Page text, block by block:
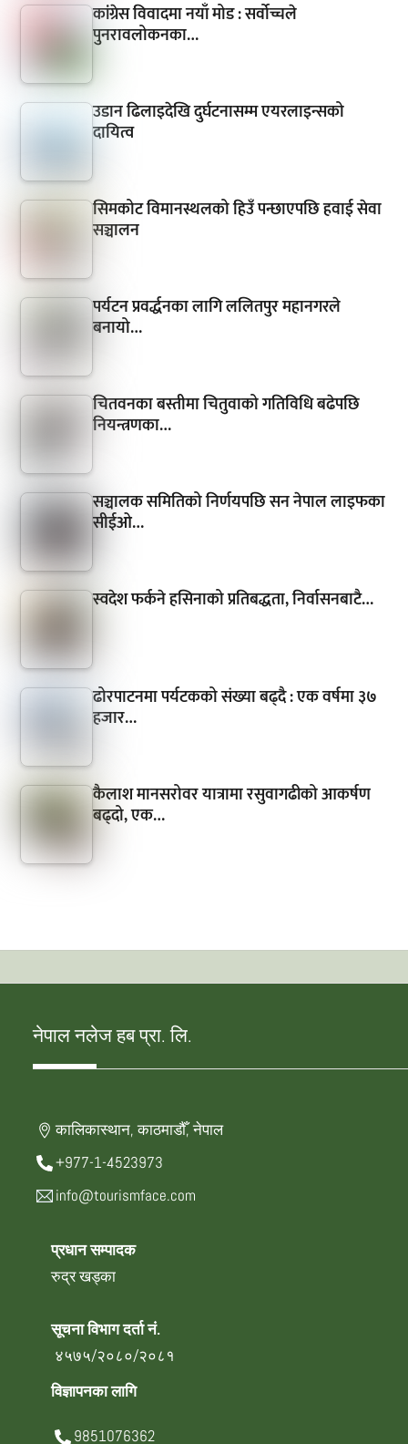
कांग्रेस विवादमा नयाँ मोड : सर्वोच्चले
पुनरावलोकनका…
उडान ढिलाइदेखि दुर्घटनासम्म एयरलाइन्सको
दायित्व
सिमकोट विमानस्थलको हिउँ पन्छाएपछि हवाई सेवा
सञ्चालन
पर्यटन प्रवर्द्धनका लागि ललितपुर महानगरले
बनायो…
चितवनका बस्तीमा चितुवाको गतिविधि बढेपछि
नियन्त्रणका…
सञ्चालक समितिको निर्णयपछि सन नेपाल लाइफका
सीईओ…
स्वदेश फर्कने हसिनाको प्रतिबद्धता, निर्वासनबाटै…
ढोरपाटनमा पर्यटकको संख्या बढ्दै : एक वर्षमा ३७
हजार…
कैलाश मानसरोवर यात्रामा रसुवागढीको आकर्षण
बढ्दो, एक…
नेपाल नलेज हब प्रा. लि.
कालिकास्थान, काठमाडौँ, नेपाल
+977-1-4523973
info@tourismface.com
प्रधान सम्पादक
रुद्र खड्का
सूचना विभाग दर्ता नं.
४५७५/२०८०/२०८१
विज्ञापनका लागि
9851076362